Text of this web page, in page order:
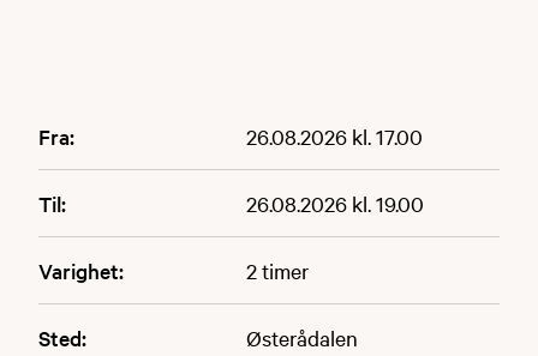
Fra: 26.08.2026 kl. 17.00
Til: 26.08.2026 kl. 19.00
Varighet: 2 timer
Sted: Østerådalen